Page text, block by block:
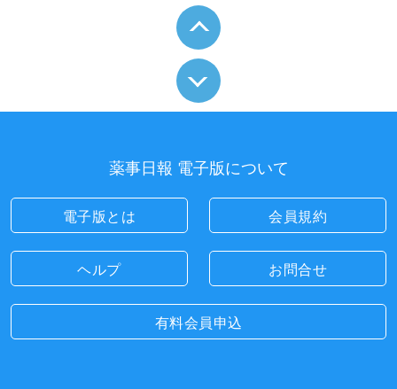
薬事日報 電子版について
電子版とは 会員規約
ヘルプ お問合せ
有料会員申込